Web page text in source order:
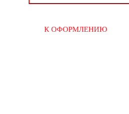
К ОФОРМЛЕНИЮ